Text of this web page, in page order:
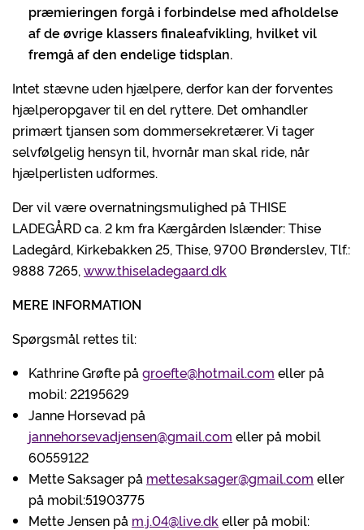
præmieringen forgå i forbindelse med afholdelse
af de øvrige klassers finaleafvikling, hvilket vil
fremgå af den endelige tidsplan.
Intet stævne uden hjælpere, derfor kan der forventes
hjælperopgaver til en del ryttere. Det omhandler
primært tjansen som dommersekretærer. Vi tager
selvfølgelig hensyn til, hvornår man skal ride, når
hjælperlisten udformes.
Der vil være overnatningsmulighed på THISE
LADEGÅRD ca. 2 km fra Kærgården Islænder: Thise
Ladegård, Kirkebakken 25, Thise, 9700 Brønderslev, Tlf.:
9888 7265,www.thiseladegaard.dk
MERE INFORMATION
Spørgsmål rettes til:
Kathrine Grøfte på groefte@hotmail.com eller på
mobil: 22195629
Janne Horsevad på
jannehorsevadjensen@gmail.com eller på mobil
60559122
Mette Saksager på mettesaksager@gmail.com eller
på mobil:51903775
Mette Jensen på m.j.04@live.dk eller på mobil: